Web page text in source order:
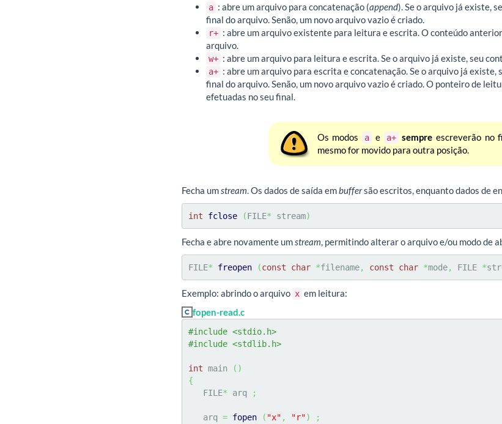
a : abre um arquivo para concatenação (append). Se o arquivo já existe,
final do arquivo. Senão, um novo arquivo vazio é criado.
r+ : abre um arquivo existente para leitura e escrita. O conteúdo
arquivo.
w+ : abre um arquivo para leitura e escrita. Se o arquivo já existe, seu
a+ : abre um arquivo para escrita e concatenação. Se o arquivo já
final do arquivo. Senão, um novo arquivo vazio é criado. O ponteiro de
efetuadas no seu final.
Os modos a e a+ sempre escreverão no
mesmo for movido para outra posição.
Fecha um stream . Os dados de saída em buffersão escritos, enquanto dados de
int fclose (FILE* stream)
Fecha e abre novamente um stream , permitindo alterar o arquivo e/ou modo de
FILE* freopen (const char *filename, const char *mode, FILE *
Exemplo: abrindo o arquivo x em leitura:
fopen-read.c
#include <stdio.h>
#include <stdlib.h>
int main ( )
{
   FILE
* arq ;
   arq
= fopen ( "x" , "r") ;